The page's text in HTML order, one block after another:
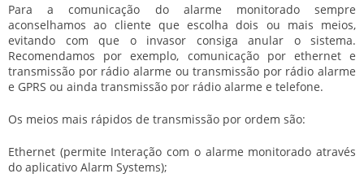
Para a comunicação do alarme monitorado sempre
aconselhamos ao cliente que escolha dois ou mais meios,
evitando com que o invasor consiga anular o sistema.
Recomendamos por exemplo, comunicação por ethernet e
transmissão por rádio alarme ou transmissão por rádio alarme
e GPRS ou ainda transmissão por rádio alarme e telefone.
Os meios mais rápidos de transmissão por ordem são:
Ethernet (permite Interação com o alarme monitorado através
do aplicativo Alarm Systems);